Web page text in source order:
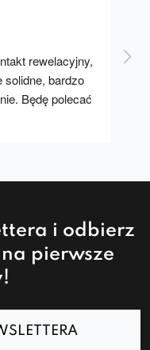
rewelacyjny,
solidne, bardzo
Będę polecać
A
i odbierz
pierwsze